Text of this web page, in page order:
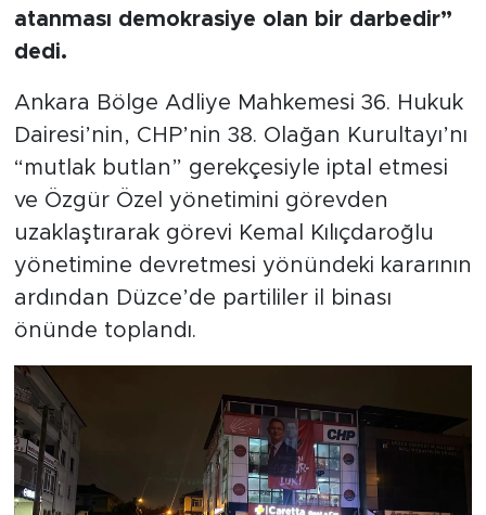
atanması demokrasiye olan bir darbedir”
dedi.
Ankara Bölge Adliye Mahkemesi 36. Hukuk
Dairesi’nin, CHP’nin 38. Olağan Kurultayı’nı
“mutlak butlan” gerekçesiyle iptal etmesi
ve Özgür Özel yönetimini görevden
uzaklaştırarak görevi Kemal Kılıçdaroğlu
yönetimine devretmesi yönündeki kararının
ardından Düzce’de partililer il binası
önünde toplandı.